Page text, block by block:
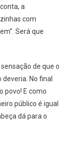
a
com
Será que
de que o
No final
povo! E como
público é igual
dá para o